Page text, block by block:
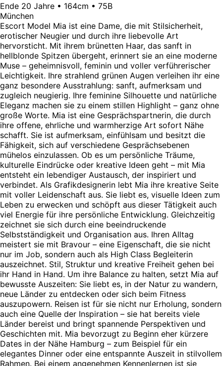
Ende 20 Jahre • 164cm • 75B
München
Escort Model Mia ist eine Dame, die mit Stilsicherheit,
erotischer Neugier und durch ihre liebevolle Art
hervorsticht. Mit ihrem brünetten Haar, das sanft in
hellblonde Spitzen übergeht, erinnert sie an eine moderne
Muse – geheimnisvoll, feminin und voller verführerischer
Leichtigkeit. Ihre strahlend grünen Augen verleihen ihr eine
ganz besondere Ausstrahlung: sanft, aufmerksam und
zugleich neugierig. Ihre feminine Silhouette und natürliche
Eleganz machen sie zu einem stillen Highlight – ganz ohne
große Worte. Mia ist eine Gesprächspartnerin, die durch
ihre offene, ehrliche und warmherzige Art sofort Nähe
schafft. Sie ist aufmerksam, einfühlsam und besitzt die
Fähigkeit, sich auf verschiedene Gesprächsebenen
mühelos einzulassen. Ob es um persönliche Träume,
kulturelle Eindrücke oder kreative Ideen geht – mit Mia
entsteht ein lebendiger Austausch, der inspiriert und
verbindet. Als Grafikdesignerin lebt Mia ihre kreative Seite
mit voller Leidenschaft aus. Sie liebt es, visuelle Ideen zum
Leben zu erwecken und schöpft aus dieser Tätigkeit auch
viel Energie für ihre persönliche Entwicklung. Gleichzeitig
zeichnet sie sich durch eine beeindruckende
Selbstständigkeit und Organisation aus. Ihren Alltag
meistert sie mit Bravour – eine Eigenschaft, die sie nicht
nur im Job, sondern auch als High Class Begleiterin
auszeichnet. Stil, Struktur und kreative Freiheit gehen bei
ihr Hand in Hand. Um ihre Balance zu halten, setzt Mia auf
bewusste Auszeiten: Sie liebt es, in der Natur zu wandern,
neue Länder zu entdecken oder sich beim Fitness
auszupowern. Reisen ist für sie nicht nur Erholung, sondern
auch eine Quelle der Inspiration – sie hat bereits viele
Länder bereist und bringt spannende Perspektiven und
Geschichten mit. Mia bevorzugt zu Beginn eher kürzere
Dates in der Nähe Hamburg – zum Beispiel für ein
elegantes Dinner oder eine entspannte Auszeit in stilvollem
Rahmen. Bei einem angenehmen Kennenlernen ist sie